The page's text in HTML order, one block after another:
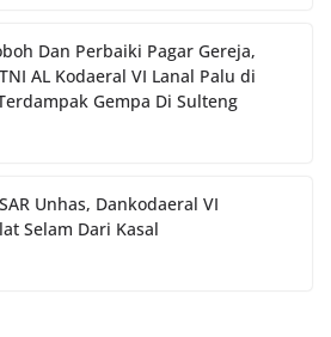
Dan Perbaiki Pagar Gereja,
AL Kodaeral VI Lanal Palu di
Gempa Di Sulteng
Unhas, Dankodaeral VI
Selam Dari Kasal